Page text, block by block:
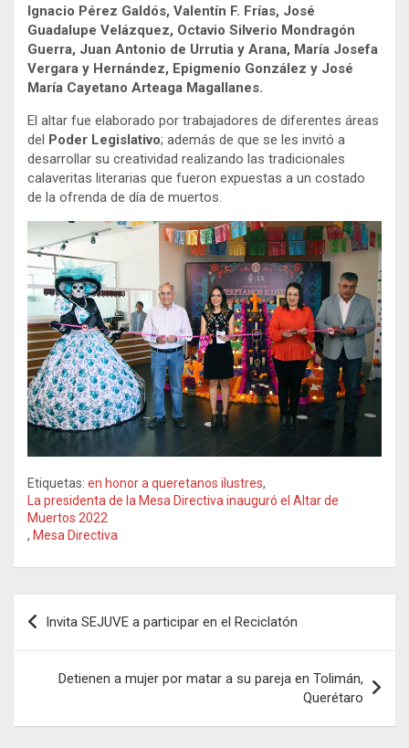
Ignacio Pérez Galdós, Valentín F. Frías, José
Guadalupe Velázquez, Octavio Silverio Mondragón
Guerra, Juan Antonio de Urrutia y Arana, María Josefa
Vergara y Hernández, Epigmenio González y José
María Cayetano Arteaga Magallanes.
El altar fue elaborado por trabajadores de diferentes áreas
del Poder Legislativo; además de que se les invitó a
desarrollar su creatividad realizando las tradicionales
calaveritas literarias que fueron expuestas a un costado
de la ofrenda de día de muertos.
Etiquetas: en honor a queretanos ilustres,
La presidenta de la Mesa Directiva inauguró el Altar de
Muertos 2022
, Mesa Directiva
Navegación
de
entradas
Invita SEJUVE a participar en el Reciclatón
Detienen a mujer por matar a su pareja en Tolimán,
Querétaro